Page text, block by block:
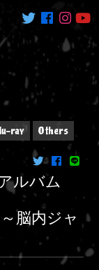
ray Others
ルバム
脳内ジャ